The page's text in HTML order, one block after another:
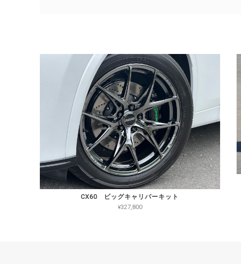
CX60 ビッグキャリパーキット
¥327,800